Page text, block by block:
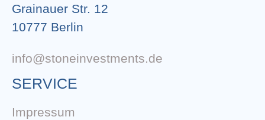
Grainauer Str. 12
10777 Berlin
info@stoneinvestments.de
SERVICE
Impressum